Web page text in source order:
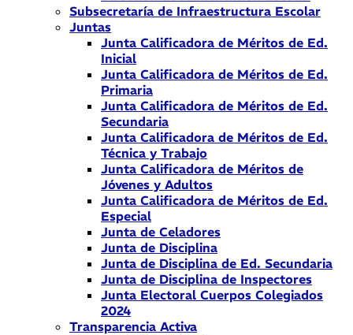
Subsecretaría de Infraestructura Escolar
Juntas
Junta Calificadora de Méritos de Ed.
Inicial
Junta Calificadora de Méritos de Ed.
Primaria
Junta Calificadora de Méritos de Ed.
Secundaria
Junta Calificadora de Méritos de Ed.
Técnica y Trabajo
Junta Calificadora de Méritos de
Jóvenes y Adultos
Junta Calificadora de Méritos de Ed.
Especial
Junta de Celadores
Junta de Disciplina
Junta de Disciplina de Ed. Secundaria
Junta de Disciplina de Inspectores
Junta Electoral Cuerpos Colegiados
2024
Transparencia Activa